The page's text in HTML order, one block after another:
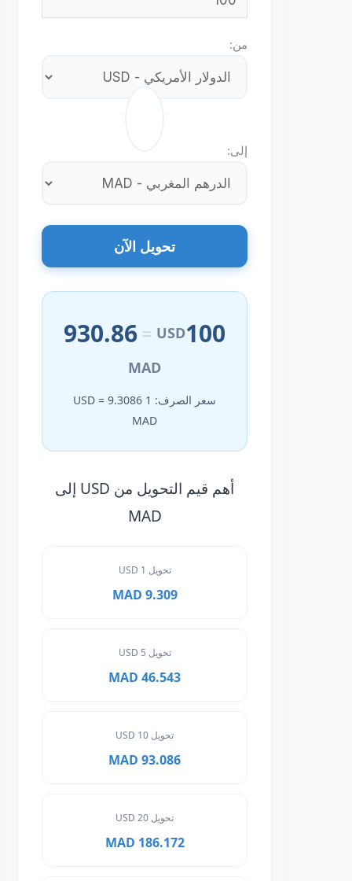
تحويل الآن
100
USD
=
930.86
MAD
سعر الصرف: 1 USD = 9.3086
أهم قيم التحويل من USD إلى
MAD
تحويل 1 USD
9.309 MAD
تحويل 5 USD
46.543 MAD
93.086 MAD
186.172 MAD